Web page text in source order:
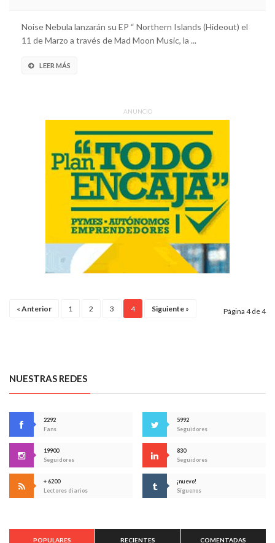
Noise Nebula lanzarán su EP “ Northern Islands (Hideout) el
11 de Marzo a través de Mad Moon Music, la ...
LEER MÁS
ANUNCIO
« Anterior 1 2 3 4 Siguiente » Página 4 de 4
NUESTRAS REDES
2292
Fans
5992
Seguidores
19900
Seguidores
830
Seguidores
+ 6200
Lectores diarios
¡nuevo!
Síguenos
POPULARES RECIENTES COMENTADAS